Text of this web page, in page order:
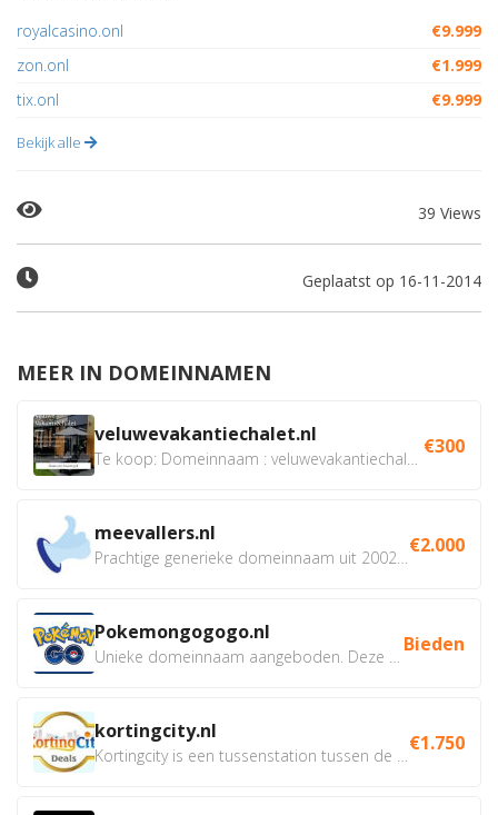
royalcasino.onl
€9.999
zon.onl
€1.999
tix.onl
€9.999
Bekijk alle
39 Views
Geplaatst op 16-11-2014
MEER IN DOMEINNAMEN
veluwevakantiechalet.nl €300
meevallers.nl €2.000
Pokemongogogo.nl Bieden
kortingcity.nl €1.750